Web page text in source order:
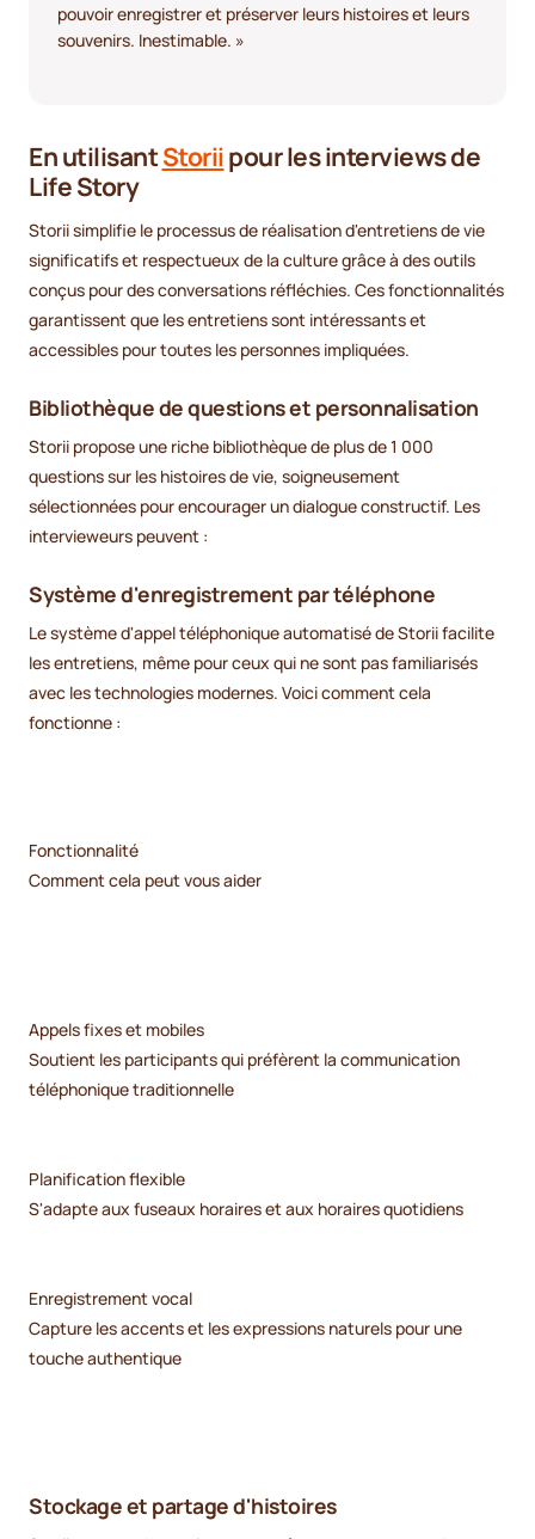
pouvoir enregistrer et préserver leurs histoires et leurs
souvenirs. Inestimable. »
En utilisantStoriipour les interviews de
Life Story
Storii simplifie le processus de réalisation d'entretiens de vie
significatifs et respectueux de la culture grâce à des outils
conçus pour des conversations réfléchies. Ces fonctionnalités
garantissent que les entretiens sont intéressants et
accessibles pour toutes les personnes impliquées.
Bibliothèque de questions et personnalisation
Storii propose une riche bibliothèque de plus de 1 000
questions sur les histoires de vie, soigneusement
sélectionnées pour encourager un dialogue constructif. Les
intervieweurs peuvent :
Système d'enregistrement par téléphone
Le système d'appel téléphonique automatisé de Storii facilite
les entretiens, même pour ceux qui ne sont pas familiarisés
avec les technologies modernes. Voici comment cela
fonctionne :
Fonctionnalité
Comment cela peut vous aider
Appels fixes et mobiles
Soutient les participants qui préfèrent la communication
téléphonique traditionnelle
Planification flexible
S'adapte aux fuseaux horaires et aux horaires quotidiens
Enregistrement vocal
Capture les accents et les expressions naturels pour une
touche authentique
Stockage et partage d'histoires